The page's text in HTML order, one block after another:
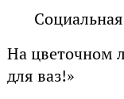
На цветочном
для ваз!»